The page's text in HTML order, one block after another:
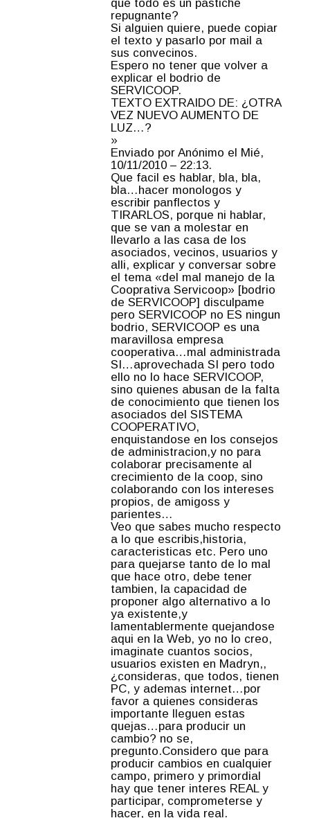
que todo es un pastiche
repugnante?
Si alguien quiere, puede copiar
el texto y pasarlo por mail a
sus convecinos.
Espero no tener que volver a
explicar el bodrio de
SERVICOOP.
TEXTO EXTRAIDO DE: ¿OTRA
VEZ NUEVO AUMENTO DE
LUZ…?
»
Enviado por Anónimo el Mié,
10/11/2010 – 22:13.
Que facil es hablar, bla, bla,
bla…hacer monologos y
escribir panflectos y
TIRARLOS, porque ni hablar,
que se van a molestar en
llevarlo a las casa de los
asociados, vecinos, usuarios y
alli, explicar y conversar sobre
el tema «del mal manejo de la
Cooprativa Servicoop» [bodrio
de SERVICOOP] disculpame
pero SERVICOOP no ES ningun
bodrio, SERVICOOP es una
maravillosa empresa
cooperativa…mal administrada
SI…aprovechada SI pero todo
ello no lo hace SERVICOOP,
sino quienes abusan de la falta
de conocimiento que tienen los
asociados del SISTEMA
COOPERATIVO,
enquistandose en los consejos
de administracion,y no para
colaborar precisamente al
crecimiento de la coop, sino
colaborando con los intereses
propios, de amigoss y
parientes…
Veo que sabes mucho respecto
a lo que escribis,historia,
caracteristicas etc. Pero uno
para quejarse tanto de lo mal
que hace otro, debe tener
tambien, la capacidad de
proponer algo alternativo a lo
ya existente,y
lamentablermente quejandose
aqui en la Web, yo no lo creo,
imaginate cuantos socios,
usuarios existen en Madryn,,
¿consideras, que todos, tienen
PC, y ademas internet…por
favor a quienes consideras
importante lleguen estas
quejas…para producir un
cambio? no se,
pregunto.Considero que para
producir cambios en cualquier
campo, primero y primordial
hay que tener interes REAL y
participar, comprometerse y
hacer, en la vida real.